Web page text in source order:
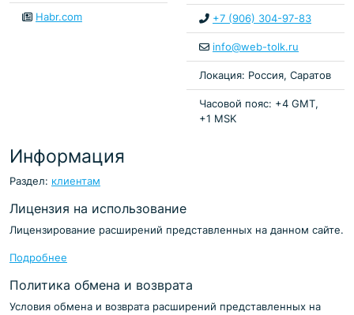
Habr.com +7 (906) 304-97-83
info@web-tolk.ru
Локация: Россия, Саратов
Часовой пояс: +4 GMT,
+1 MSK
Информация
Раздел: клиентам
Лицензия на использование
Лицензирование расширений представленных на данном сайте.
Подробнее
Политика обмена и возврата
Условия обмена и возврата расширений представленных на